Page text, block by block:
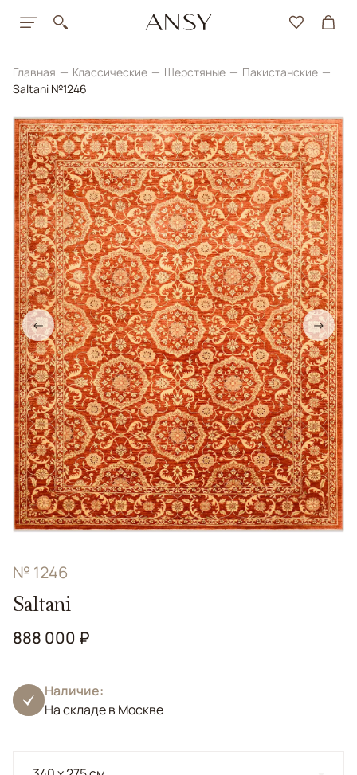
Главная Классические Шерстяные
Пакистанские
Saltani №1246
← →
№ 1246
Saltani
888 000 ₽
Наличие:
На складе в Москве